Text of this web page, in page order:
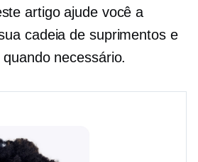
artigo ajude você a
cadeia de suprimentos e
necessário.